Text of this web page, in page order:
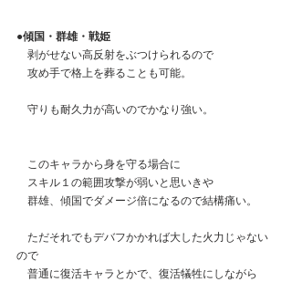
●傾国・群雄・戦姫
剥がせない高反射をぶつけられるので
攻め手で格上を葬ることも可能。
守りも耐久力が高いのでかなり強い。
このキャラから身を守る場合に
スキル１の範囲攻撃が弱いと思いきや
群雄、傾国でダメージ倍になるので結構痛い。
ただそれでもデバフかかれば大した火力じゃない
ので
普通に復活キャラとかで、復活犠牲にしながら